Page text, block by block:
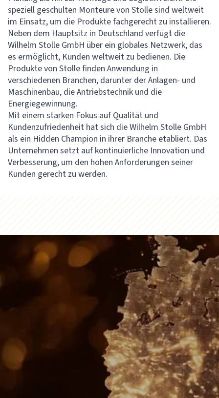
speziell geschulten Monteure von Stolle sind weltweit
im Einsatz, um die Produkte fachgerecht zu installieren.
Neben dem Hauptsitz in Deutschland verfügt die
Wilhelm Stolle GmbH über ein globales Netzwerk, das
es ermöglicht, Kunden weltweit zu bedienen. Die
Produkte von Stolle finden Anwendung in
verschiedenen Branchen, darunter der Anlagen- und
Maschinenbau, die Antriebstechnik und die
Energiegewinnung.
Mit einem starken Fokus auf Qualität und
Kundenzufriedenheit hat sich die Wilhelm Stolle GmbH
als ein Hidden Champion in ihrer Branche etabliert. Das
Unternehmen setzt auf kontinuierliche Innovation und
Verbesserung, um den hohen Anforderungen seiner
Kunden gerecht zu werden.